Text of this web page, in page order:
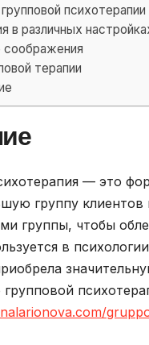
психотерапии
в различных
соображения
терапии
— это
группу
группы, чтобы
в